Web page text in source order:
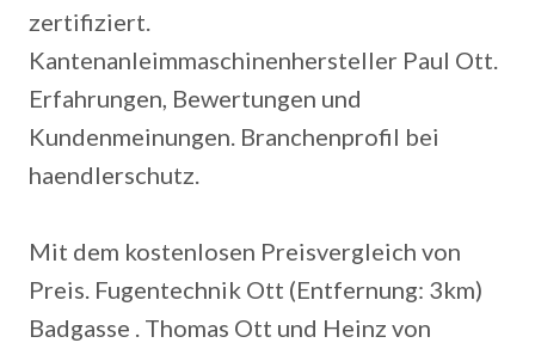
zertifiziert.
Kantenanleimmaschinenhersteller Paul Ott.
Erfahrungen, Bewertungen und
Kundenmeinungen. Branchenprofil bei
haendlerschutz.
Mit dem kostenlosen Preisvergleich von
Preis. Fugentechnik Ott (Entfernung: 3km)
Badgasse . Thomas Ott und Heinz von